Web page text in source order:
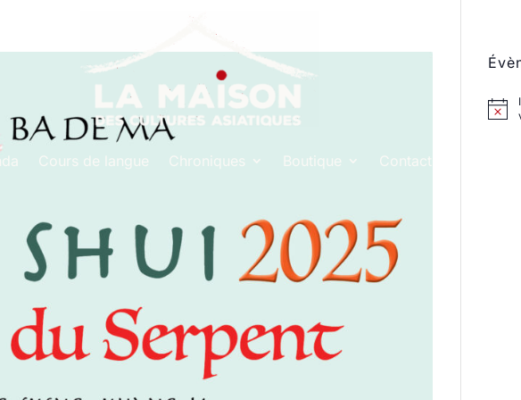
Cours de langue Chroniques Boutique Contact